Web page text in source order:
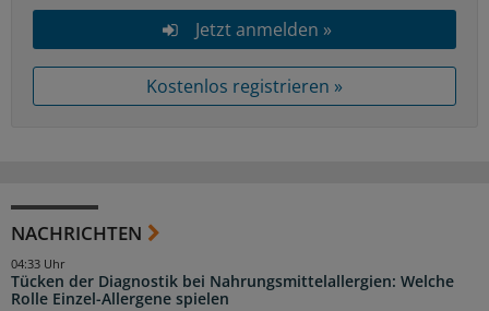
Jetzt anmelden »
Kostenlos registrieren »
NACHRICHTEN
Tücken der Diagnostik bei Nahrungsmittelallergien: Welche
Rolle Einzel-Allergene spielen
04:33 Uhr